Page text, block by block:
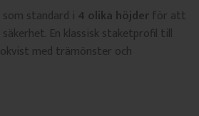
standard i 4 olika höjderför att
En klassisk staketprofil till
med trämönster och